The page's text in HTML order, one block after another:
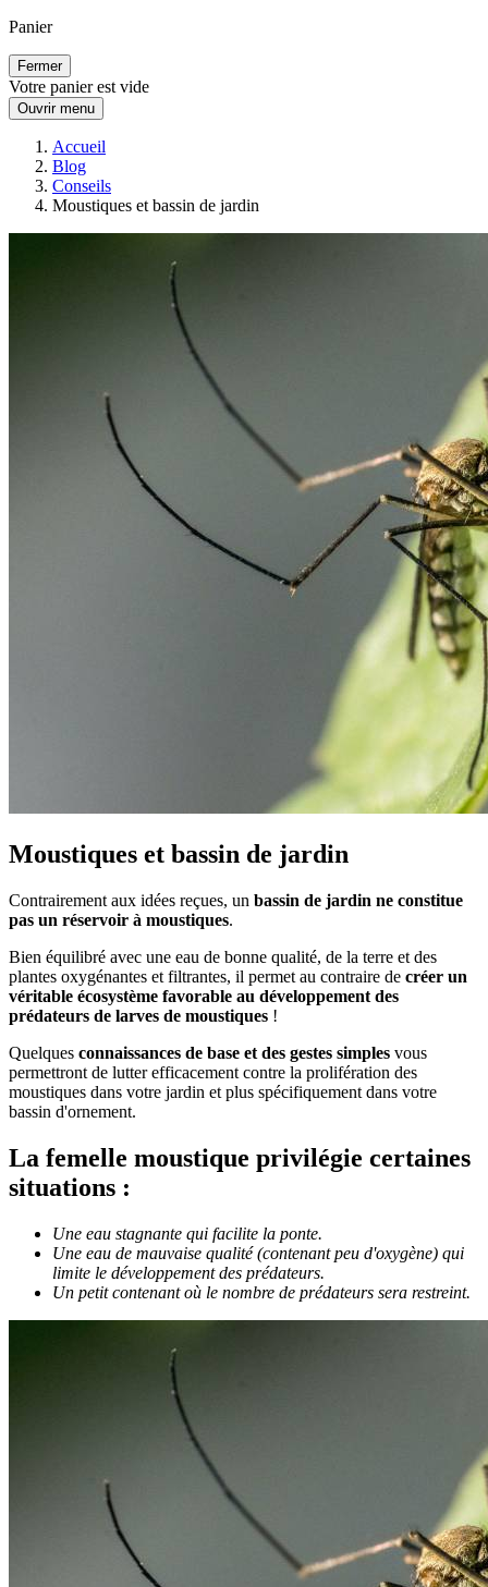
Panier
Fermer
Votre panier est vide
Ouvrir menu
Accueil
Blog
Conseils
Moustiques et bassin de jardin
Moustiques et bassin de jardin
Contrairement aux idées reçues, un bassin de jardin ne constitue
pas un réservoir à moustiques.
Bien équilibré avec une eau de bonne qualité, de la terre et des
plantes oxygénantes et filtrantes, il permet au contraire de créer un
véritable écosystème favorable au développement des
prédateurs de larves de moustiques !
Quelques connaissances de base et des gestes simples vous
permettront de lutter efficacement contre la prolifération des
moustiques dans votre jardin et plus spécifiquement dans votre
bassin d'ornement.
La femelle moustique privilégie certaines
situations :
Une eau stagnante qui facilite la ponte.
Une eau de mauvaise qualité (contenant peu d'oxygène) qui
limite le développement des prédateurs.
Un petit contenant où le nombre de prédateurs sera restreint.